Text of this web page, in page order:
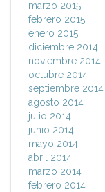
marzo 2015
febrero 2015
enero 2015
diciembre 2014
noviembre 2014
octubre 2014
septiembre 2014
agosto 2014
julio 2014
junio 2014
mayo 2014
abril 2014
marzo 2014
febrero 2014